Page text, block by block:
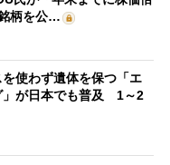
柄を公…
を使わず遺体を保つ「エ
」が日本でも普及 1～2